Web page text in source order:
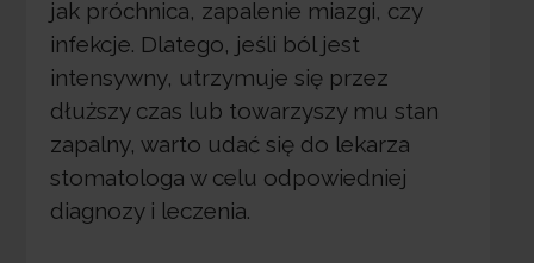
jak próchnica, zapalenie miazgi, czy
infekcje. Dlatego, jeśli ból jest
intensywny, utrzymuje się przez
dłuższy czas lub towarzyszy mu stan
zapalny, warto udać się do lekarza
stomatologa w celu odpowiedniej
diagnozy i leczenia.